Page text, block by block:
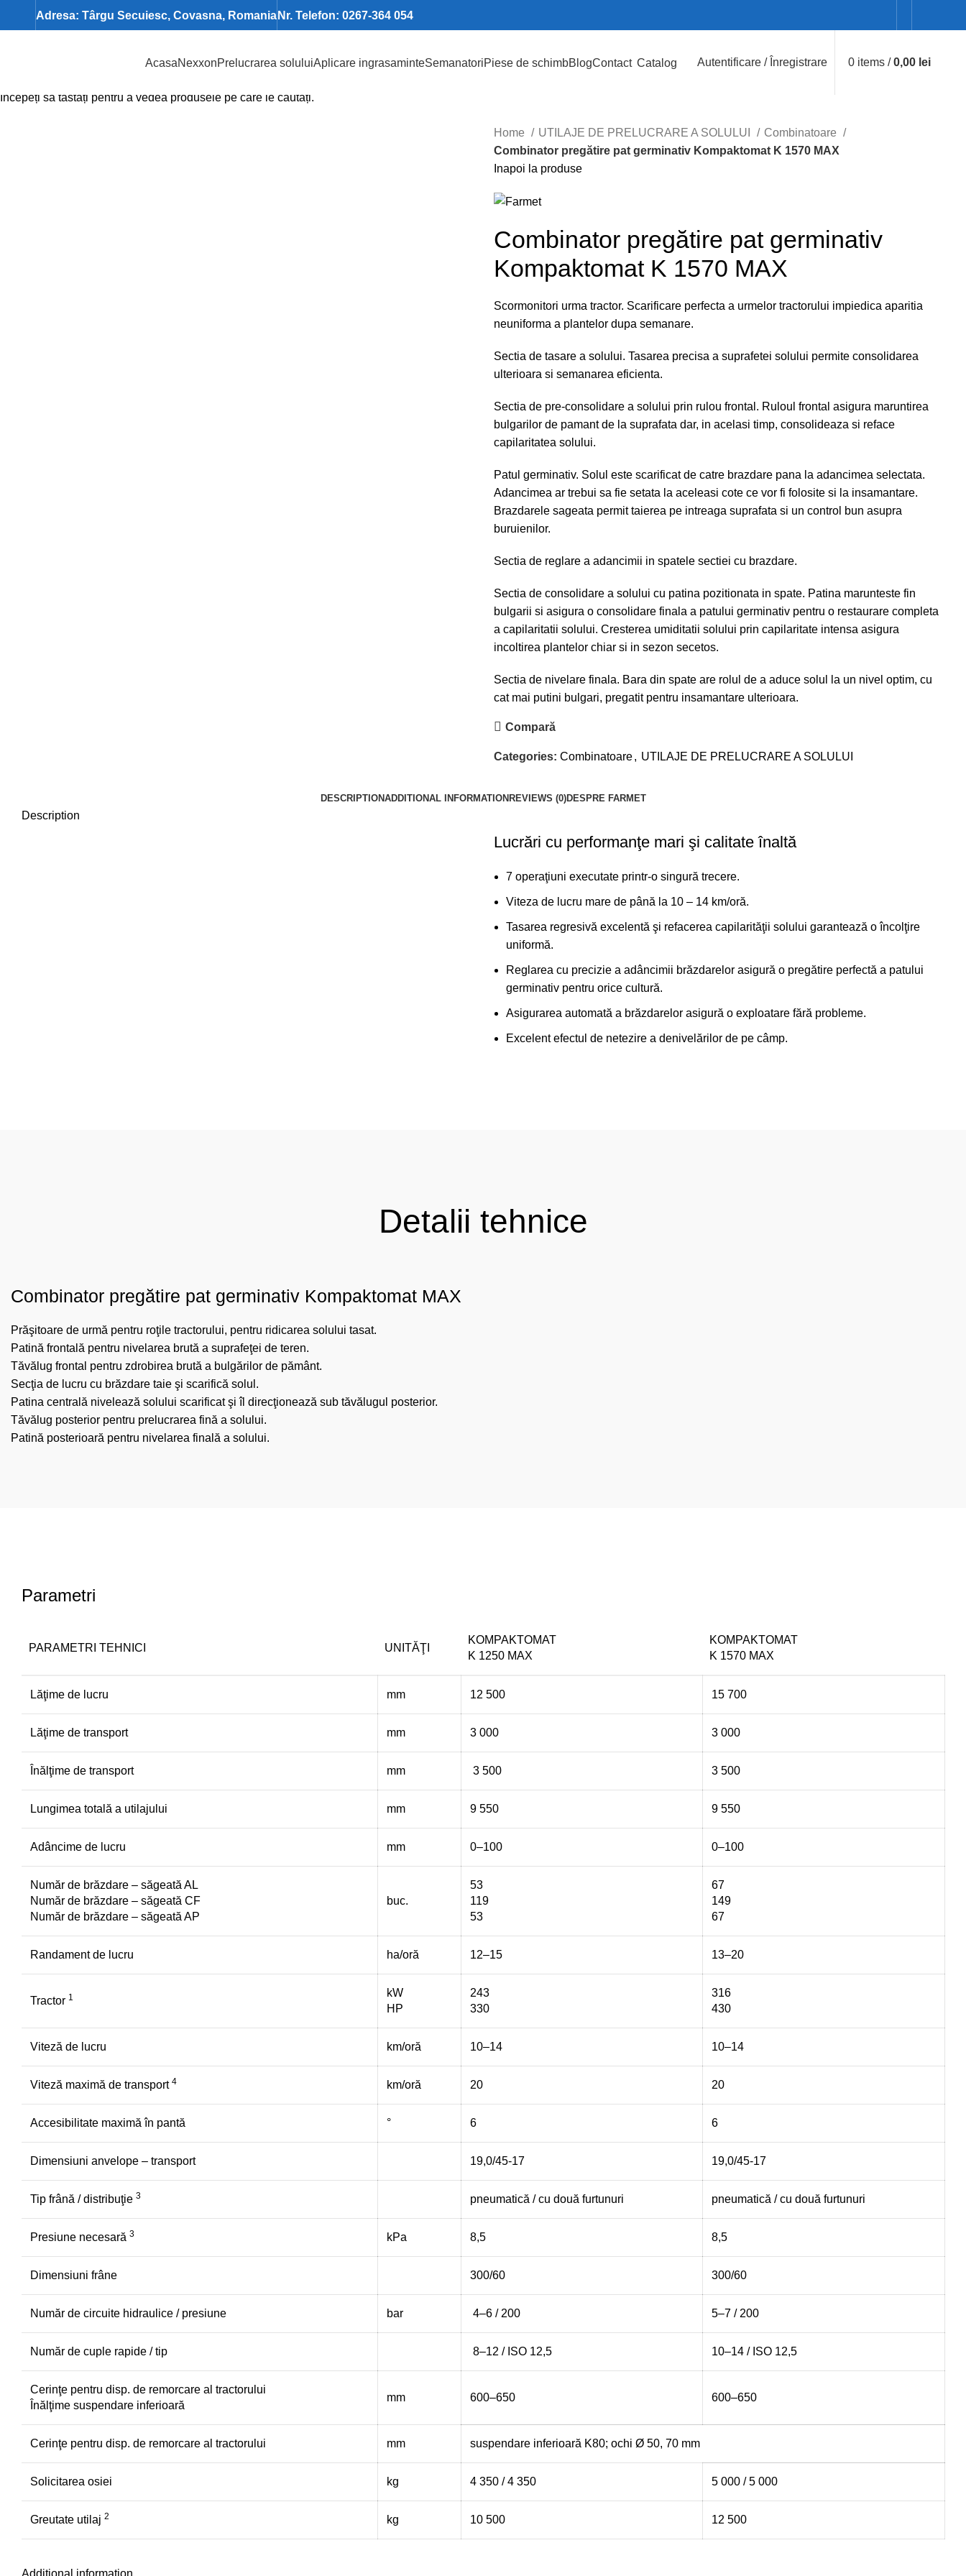
Adresa: Târgu Secuiesc, Covasna, Romania Nr. Telefon: 0267-364 054
AcasaNexxonPrelucrarea soluluiAplicare ingrasaminteSemanatoriPiese de schimbBlogContact Catalog Autentificare / Înregistrare 0 items / 0,00 lei
Home UTILAJE DE PRELUCRARE A SOLULUI
Combinatoare
Combinator pregătire pat germinativ Kompaktomat K 1570 MAX
Inapoi la produse
Combinator pregătire pat germinativ
Kompaktomat K 1570 MAX
Scormonitori urma tractor. Scarificare perfecta a urmelor tractorului impiedica aparitia
neuniforma a plantelor dupa semanare.
Sectia de tasare a solului. Tasarea precisa a suprafetei solului permite consolidarea
ulterioara si semanarea eficienta.
Sectia de pre-consolidare a solului prin rulou frontal. Ruloul frontal asigura maruntirea
bulgarilor de pamant de la suprafata dar, in acelasi timp, consolideaza si reface
capilaritatea solului.
Patul germinativ. Solul este scarificat de catre brazdare pana la adancimea selectata.
Adancimea ar trebui sa fie setata la aceleasi cote ce vor fi folosite si la insamantare.
Brazdarele sageata permit taierea pe intreaga suprafata si un control bun asupra
buruienilor.
Sectia de reglare a adancimii in spatele sectiei cu brazdare.
Sectia de consolidare a solului cu patina pozitionata in spate. Patina marunteste fin
bulgarii si asigura o consolidare finala a patului germinativ pentru o restaurare completa
a capilaritatii solului. Cresterea umiditatii solului prin capilaritate intensa asigura
incoltirea plantelor chiar si in sezon secetos.
Sectia de nivelare finala. Bara din spate are rolul de a aduce solul la un nivel optim, cu
cat mai putini bulgari, pregatit pentru insamantare ulterioara.
Compară
Categories: Combinatoare, UTILAJE DE PRELUCRARE A SOLULUI
DESCRIPTIONADDITIONAL INFORMATION REVIEWS (0)DESPRE FARMET
Description
Lucrări cu performanţe mari şi calitate înaltă
7 operaţiuni executate printr-o singură trecere.
Viteza de lucru mare de până la 10 – 14 km/oră.
Tasarea regresivă excelentă şi refacerea capilarităţii solului garantează o încolţire
uniformă.
Reglarea cu precizie a adâncimii brăzdarelor asigură o pregătire perfectă a patului
germinativ pentru orice cultură.
Asigurarea automată a brăzdarelor asigură o exploatare fără probleme.
Excelent efectul de netezire a denivelărilor de pe câmp.
Detalii tehnice
Combinator pregătire pat germinativ Kompaktomat MAX
Prăşitoare de urmă pentru roţile tractorului, pentru ridicarea solului tasat.
Patină frontală pentru nivelarea brută a suprafeţei de teren.
Tăvălug frontal pentru zdrobirea brută a bulgărilor de pământ.
Secţia de lucru cu brăzdare taie şi scarifică solul.
Patina centrală nivelează solului scarificat şi îl direcţionează sub tăvălugul posterior.
Tăvălug posterior pentru prelucrarea fină a solului.
Patină posterioară pentru nivelarea finală a solului.
Parametri
PARAMETRI TEHNICI UNITĂŢI
KOMPAKTOMAT
K 1250 MAX
KOMPAKTOMAT
K 1570 MAX
Lăţime de lucru mm 12 500 15 700
Lăţime de transport mm 3 000 3 000
Înălţime de transport mm 3 500 3 500
Lungimea totală a utilajului mm 9 550 9 550
Adâncime de lucru mm 0–100 0–100
Număr de brăzdare – săgeată AL
Număr de brăzdare – săgeată CF
Număr de brăzdare – săgeată AP
buc.
53
119
53
67
149
67
Randament de lucru ha/oră 12–15 13–20
Tractor 1
kW
HP
243
330
316
430
Viteză de lucru km/oră 10–14 10–14
Viteză maximă de transport 4 km/oră 20 20
Accesibilitate maximă în pantă ° 6 6
Dimensiuni anvelope – transport 19,0/45-17 19,0/45-17
Tip frână / distribuţie 3 pneumatică / cu două furtunuri pneumatică / cu două furtunuri
Presiune necesară 3 kPa 8,5 8,5
Dimensiuni frâne 300/60 300/60
Număr de circuite hidraulice / presiune bar 4–6 / 200 5–7 / 200
Număr de cuple rapide / tip 8–12 / ISO 12,5 10–14 / ISO 12,5
Cerinţe pentru disp. de remorcare al tractorului
Înălţime suspendare inferioară
mm 600–650 600–650
Cerinţe pentru disp. de remorcare al tractorului mm suspendare inferioară K80; ochi Ø 50, 70 mm
Solicitarea osiei kg 4 350 / 4 350 5 000 / 5 000
Greutate utilaj 2 kg 10 500 12 500
Începeți să tastați pentru a vedea produsele pe care le căutați.